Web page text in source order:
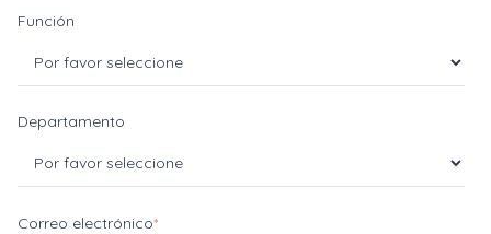
Función
Departamento
Correo electrónico*